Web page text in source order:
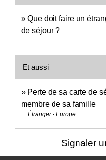
Que doit faire un
de séjour ?
Et aussi
Perte de sa carte de
membre de sa famille
Étranger - Europe
Signaler